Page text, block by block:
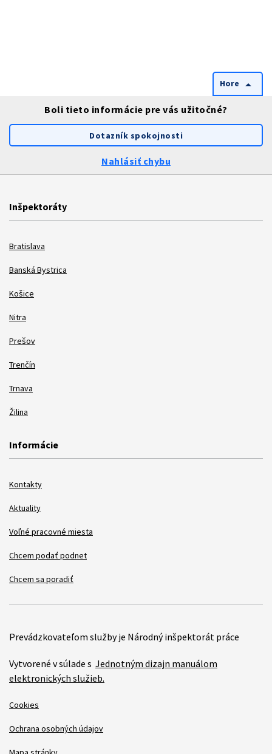
Hore arrow_drop_up
Boli tieto informácie pre vás užitočné?
Dotazník spokojnosti
Nahlásiť chybu
Inšpektoráty
Bratislava
Banská Bystrica
Košice
Nitra
Prešov
Trenčín
Trnava
Žilina
Informácie
Kontakty
Aktuality
Voľné pracovné miesta
Chcem podať podnet
Chcem sa poradiť
Prevádzkovateľom služby je Národný inšpektorát práce
Vytvorené v súlade s Jednotným dizajn manuálom
elektronických služieb.
Cookies
Ochrana osobných údajov